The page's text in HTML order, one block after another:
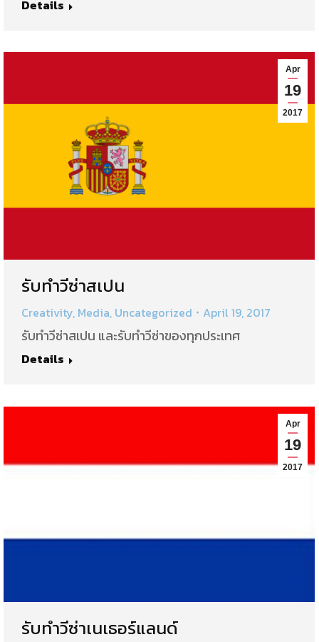
Details
Apr
19
2017
รับทำวีซ่าสเปน
Creativity, Media, Uncategorized April 19, 2017
รับทำวีซ่าสเปน และรับทำวีซ่าของทุกประเทศ
Details
Apr
19
2017
รับทำวีซ่าเนเธอร์แลนด์